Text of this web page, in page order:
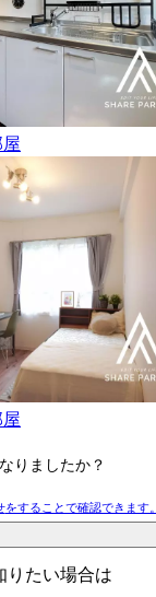
りましたか？
をすることで確認できます。
りたい場合は